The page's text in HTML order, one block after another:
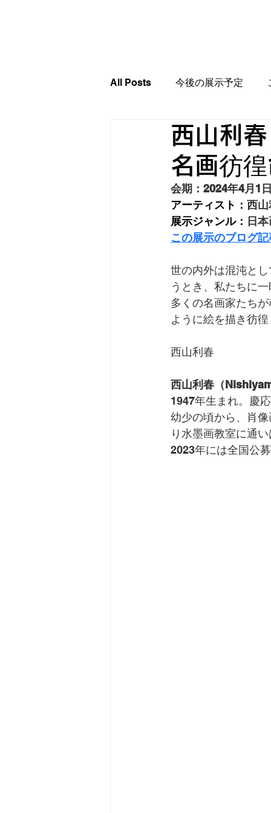
All Posts 今後の展示予定
西山利
名画彷
会期：2024年4月1
アーティスト： 西
展示ジャンル： 日
この展示のブログ記
世の内外は混沌と
うとき、私たちに
多くの名画家たち
ように絵を描き彷
西山利春
西山利春（
1947年生まれ。慶
幼少の頃から、肖
り水墨画教室に通
2023年には全国公